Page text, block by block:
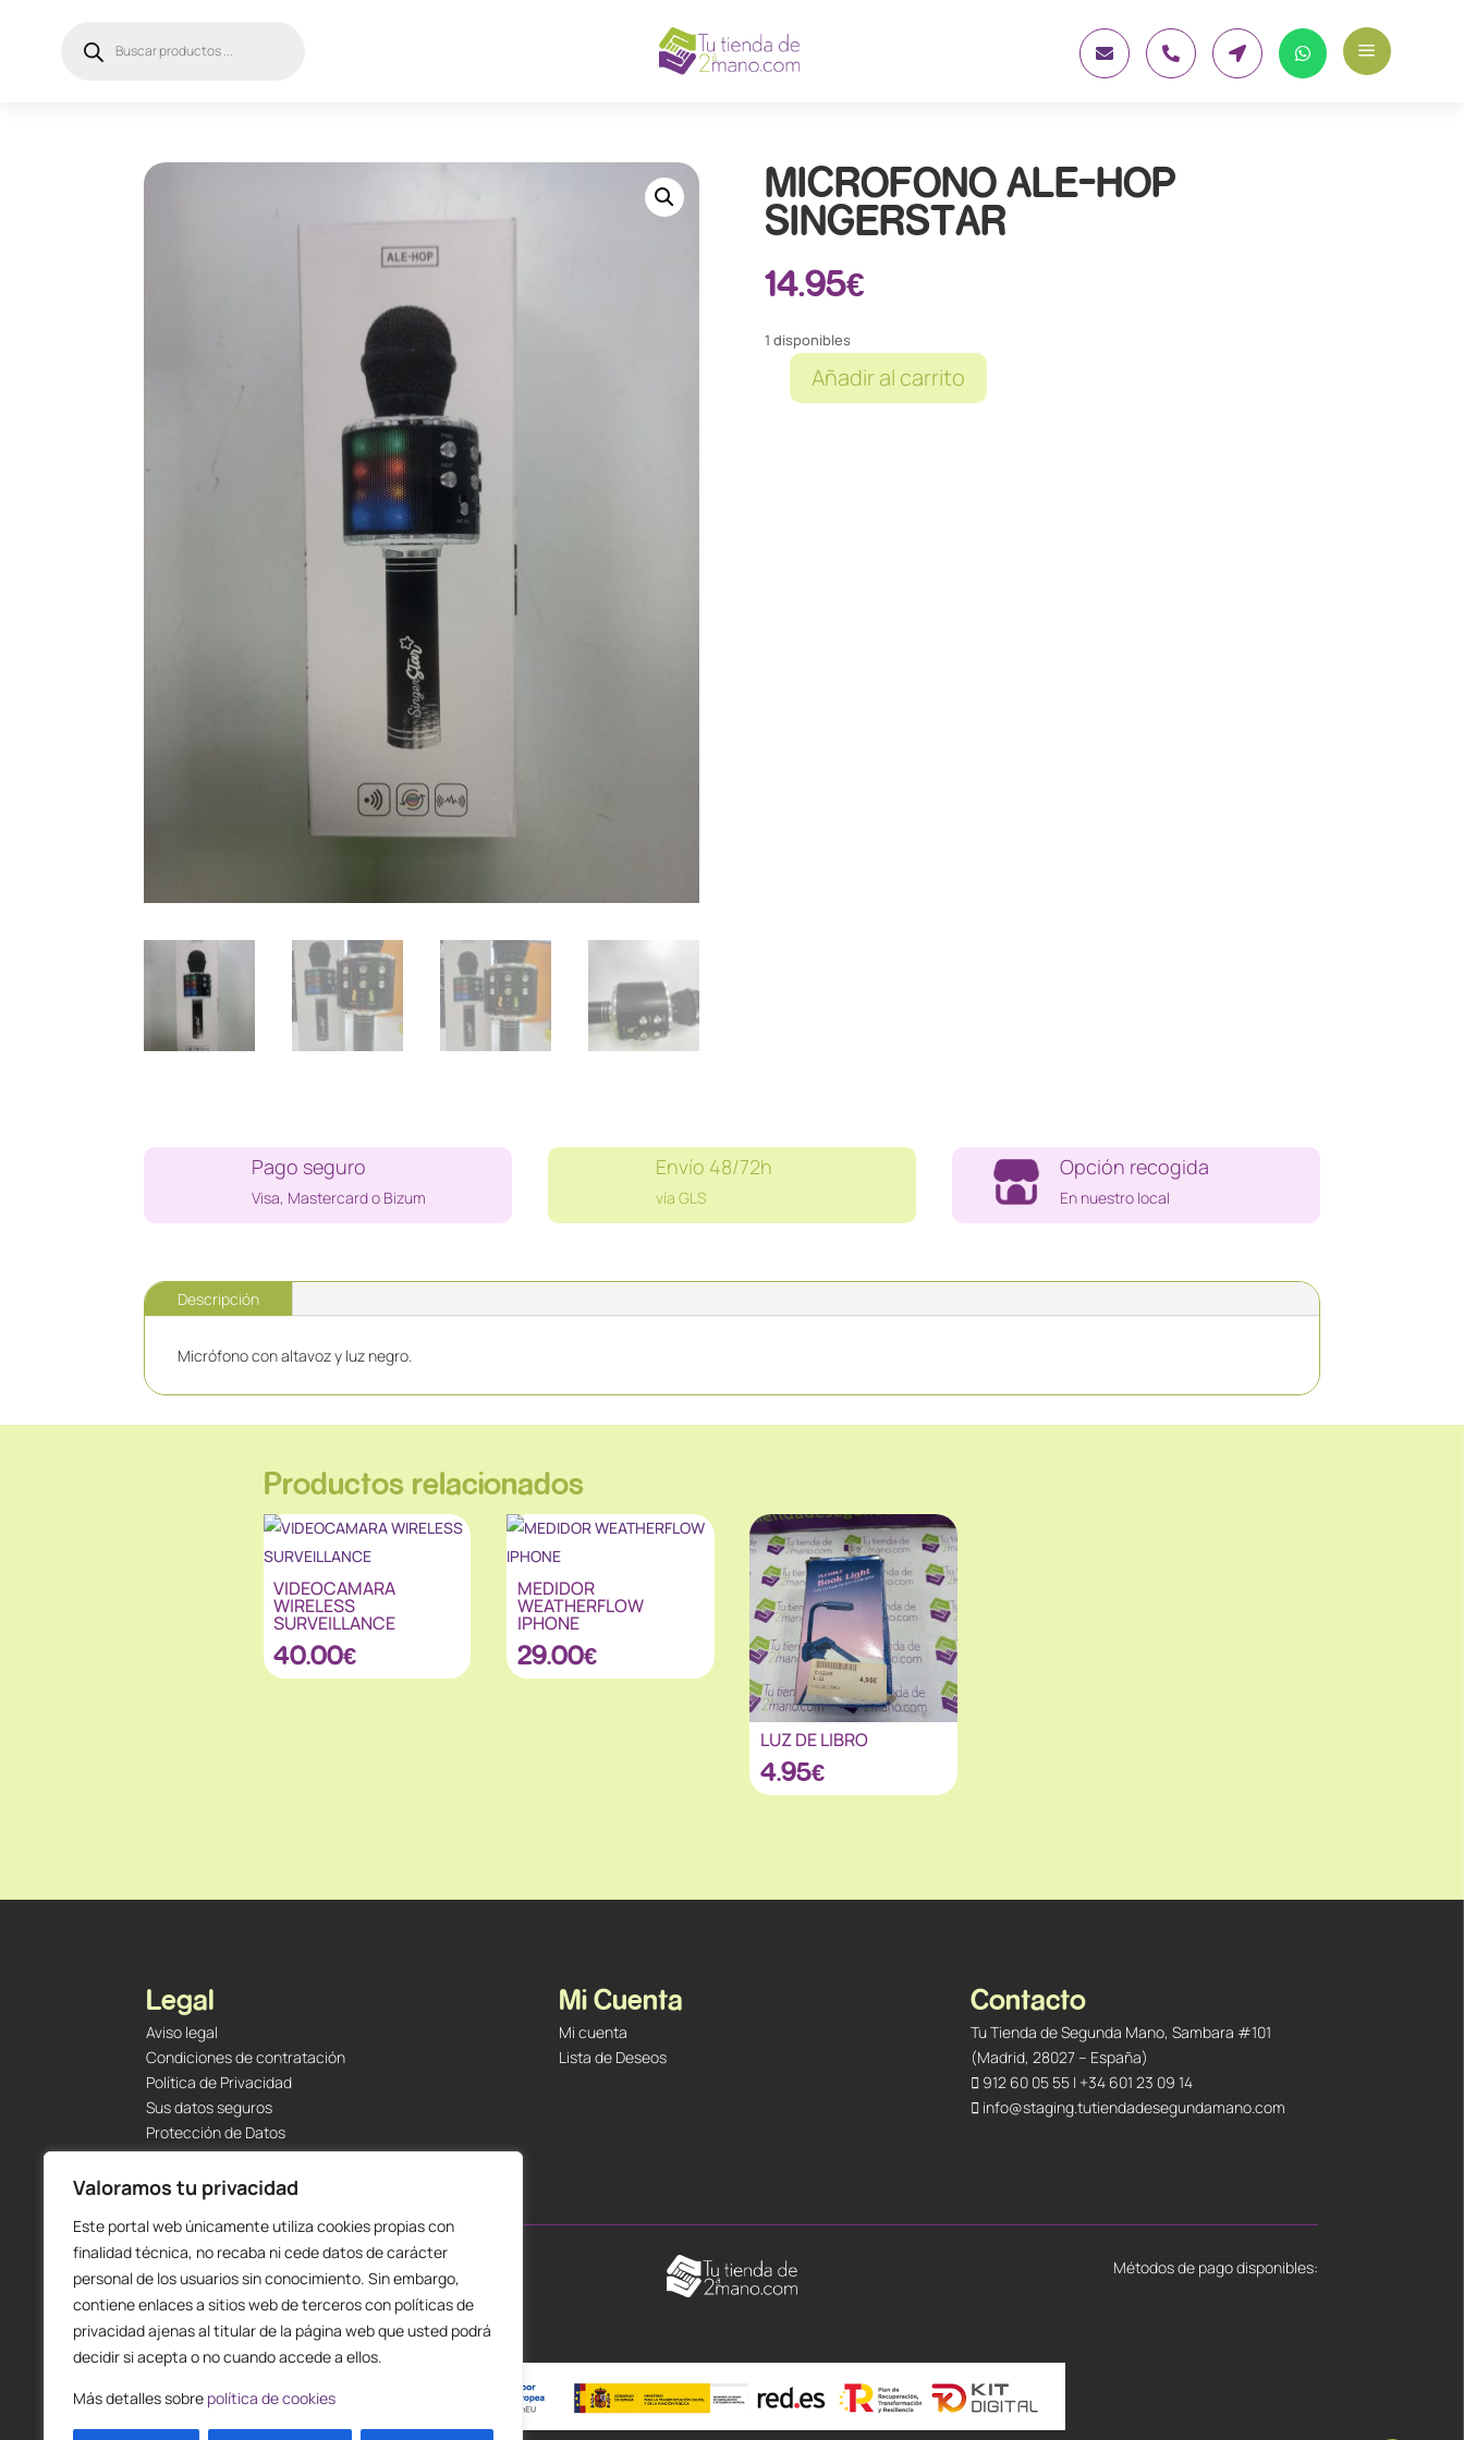
Valoramos tu privacidad
Este portal web únicamente utiliza cookies propias con
finalidad técnica, no recaba ni cede datos de carácter
personal de los usuarios sin conocimiento. Sin embargo,
contiene enlaces a sitios web de terceros con políticas de
privacidad ajenas al titular de la página web que usted podrá
decidir si acepta o no cuando accede a ellos.
Más detalles sobre política de cookies
productos     a
MICROFONO ALE-HOP
SINGERSTAR
14.95€
1 disponibles
MICROFONOAñadir al carrito
Pago seguro
Visa, Mastercard o Bizum
Envío 48/72h
vía GLS
Opción recogida
En nuestro local
Descripción
Micrófono con altavoz y luz negro.
Productos relacionados
VIDEOCAMARA
WIRELESS
SURVEILLANCE
40.00€
MEDIDOR
WEATHERFLOW
IPHONE
29.00€
LUZ DE LIBRO
4.95€
Legal
Aviso legal
Condiciones de contratación
Política de Privacidad
Sus datos seguros
Protección de Datos
Política de Cookies
Envíos y Devoluciones
Mi Cuenta
Mi cuenta
Lista de Deseos
Contacto
Tu Tienda de Segunda Mano, Sambara #101
(Madrid, 28027 – España)
912 60 05 55| +34 601 23 09 14
info@staging.tutiendadesegundamano.com
Métodos de pago disponibles: